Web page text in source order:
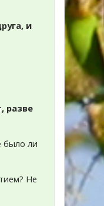
и
разве
было ли
Не